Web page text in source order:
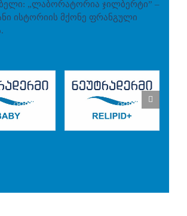
„ლაბორატორია ჯილბერტი” –
ისტორიის მქონე ფრანგული